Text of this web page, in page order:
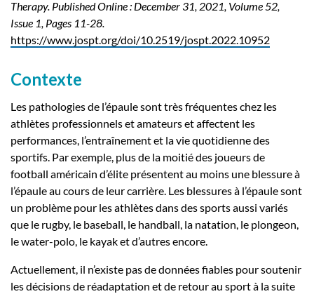
Therapy. Published Online : December 31, 2021, Volume 52,
Issue 1, Pages 11-28.
https://www.jospt.org/doi/10.2519/jospt.2022.10952
Contexte
Les pathologies de l’épaule sont très fréquentes chez les
athlètes professionnels et amateurs et affectent les
performances, l’entraînement et la vie quotidienne des
sportifs. Par exemple, plus de la moitié des joueurs de
football américain d’élite présentent au moins une blessure à
l’épaule au cours de leur carrière. Les blessures à l’épaule sont
un problème pour les athlètes dans des sports aussi variés
que le rugby, le baseball, le handball, la natation, le plongeon,
le water-polo, le kayak et d’autres encore.
Actuellement, il n’existe pas de données fiables pour soutenir
les décisions de réadaptation et de retour au sport à la suite